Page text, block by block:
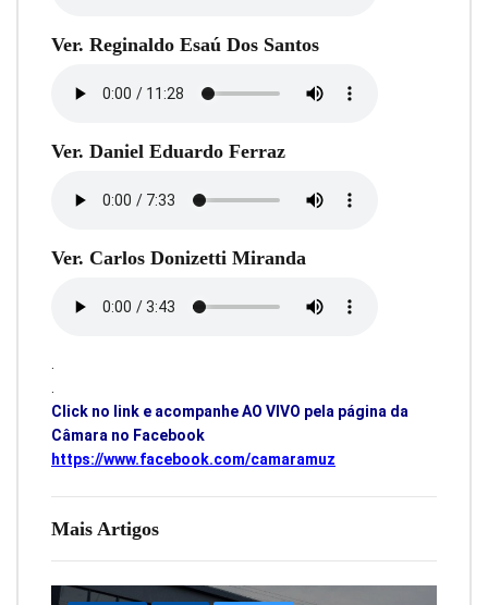
Mais Artigos
Ver. Reginaldo Esaú Dos Santos
Ver. Daniel Eduardo Ferraz
Ver. Carlos Donizetti Miranda
.
.
Click no link e acompanhe AO VIVO pela página da
Câmara no Facebook
https://www.facebook.com/camaramuz